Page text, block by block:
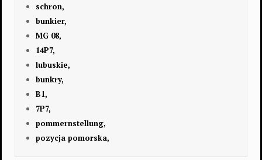
schron,
bunkier,
MG 08,
14P7,
lubuskie,
bunkry,
B1,
7P7,
pommernstellung,
pozycja pomorska,